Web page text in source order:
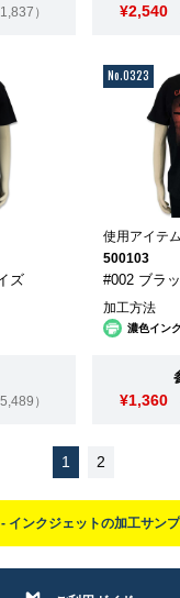
） ¥2,540
ズ
）
No.0323
使用アイテム
500103
#002 ブラ
加工方法
濃色イン
¥1,360
1 2
インクジェットの加工サン